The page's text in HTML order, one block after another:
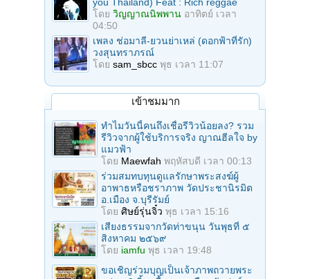
you Thailand) Feat : Rich reggae
โดย วิญญาณนิพพาน อาทิตย์ เวลา
04:50
เพลง ช่อมาลี-ยวนย่าเหล่ (ดอกฟ้าที่รัก)
วงสุนทราภรณ์
โดย sam_sbcc พุธ เวลา 11:07
เข้าชมมาก
ทำไมวันนี้คนถึงเชื่อรีวิวน้อยลง? รวม
รีวิวจากผู้ใช้บริการจริง ญาณฮีลใจ by
แมวฟ้า
โดย Maewfah พฤหัสบดี เวลา 00:13
ร่วมสมทบทุนดูแลรักษาพระสงฆ์ผู้
อาพาธหรือชราภาพ วัดประชานิรมิต
อ.เมือง จ.บุรีรัมย์
โดย ศิษย์รุ่นจิ๋ว พุธ เวลา 15:16
เสียงธรรมจากวัดท่าขนุน วันพุธที่ ๕
สิงหาคม ๒๕๖๙
โดย iamfu พุธ เวลา 19:48
ขอเชิญร่วมบุญเป็นเจ้าภาพถวายพระ